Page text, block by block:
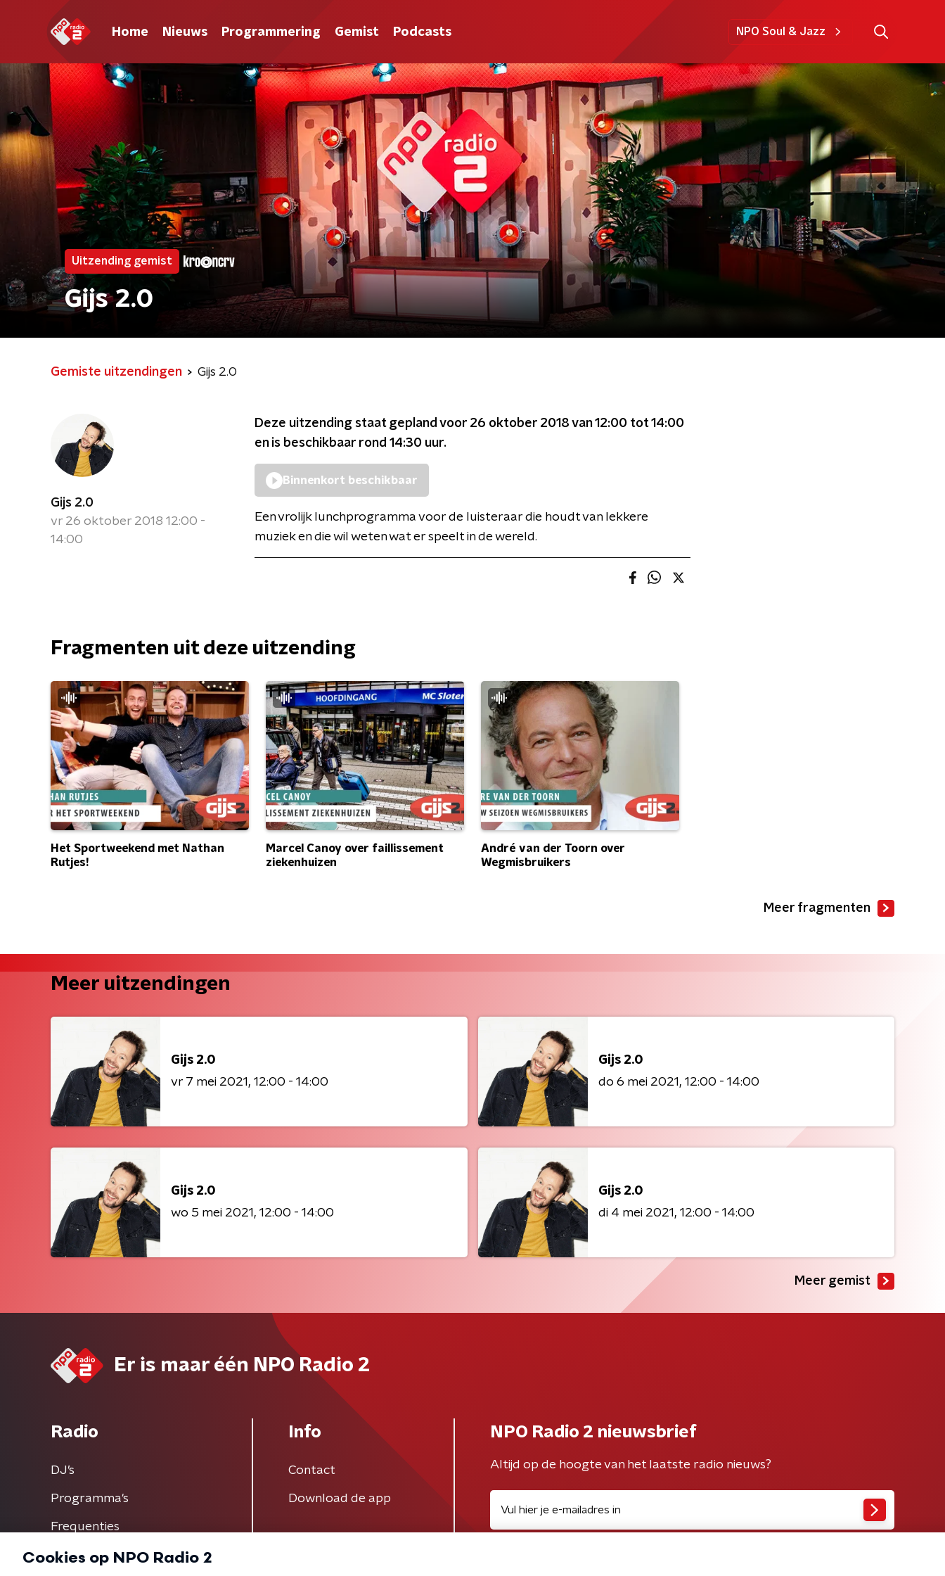
Home Nieuws Programmering Gemist Podcasts NPO Soul & Jazz
Uitzending gemist
Gijs 2.0
Gemiste uitzendingen Gijs 2.0
Gijs 2.0
vr 26 oktober 2018 12:00 -
14:00
Deze uitzending staat gepland voor 26 oktober 2018 van 12:00 tot 14:00
en is beschikbaar rond 14:30 uur.
Binnenkort beschikbaar
Een vrolijk lunchprogramma voor de luisteraar die houdt van lekkere
muziek en die wil weten wat er speelt in de wereld.
Fragmenten uit deze uitzending
Het Sportweekend met Nathan
Rutjes!
Marcel Canoy over faillissement
ziekenhuizen
André van der Toorn over
Wegmisbruikers
Meer fragmenten
Meer uitzendingen
Gijs 2.0
vr 7 mei 2021
12:00 - 14:00
Gijs 2.0
do 6 mei 2021
12:00 - 14:00
Gijs 2.0
wo 5 mei 2021
12:00 - 14:00
Gijs 2.0
di 4 mei 2021
12:00 - 14:00
Meer gemist
Er is maar één NPO Radio 2
Radio
DJ’s
Programma's
Frequenties
Info
Contact
Download de app
NPO Radio 2 nieuwsbrief
Altijd op de hoogte van het laatste radio nieuws?